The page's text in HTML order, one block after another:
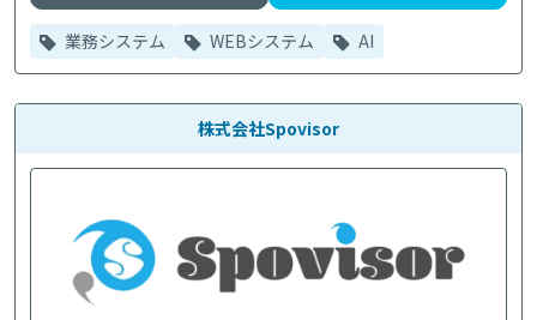
業務システム WEBシステム AI
株式会社Spovisor